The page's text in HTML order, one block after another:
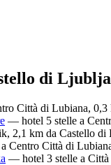
di
Città di Lubiana,
— hotel 5 stelle a
2,1 km da Castello
Centro Città di
— hotel 3 stelle a